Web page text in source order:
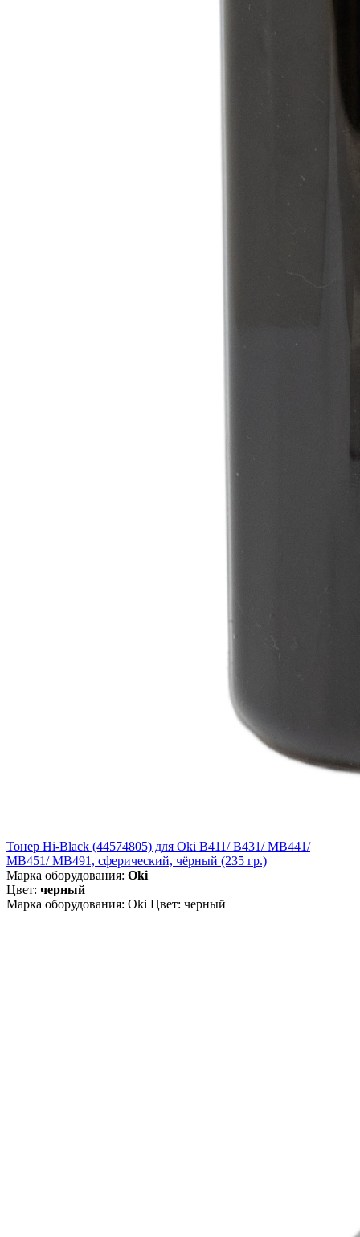
Тонер Hi-Black (44574805) для Oki B411/ B431/ MB441/
MB451/ MB491, сферический, чёрный (235 гр.)
Марка оборудования: Oki
Цвет: черный
Марка оборудования: Oki Цвет: черный